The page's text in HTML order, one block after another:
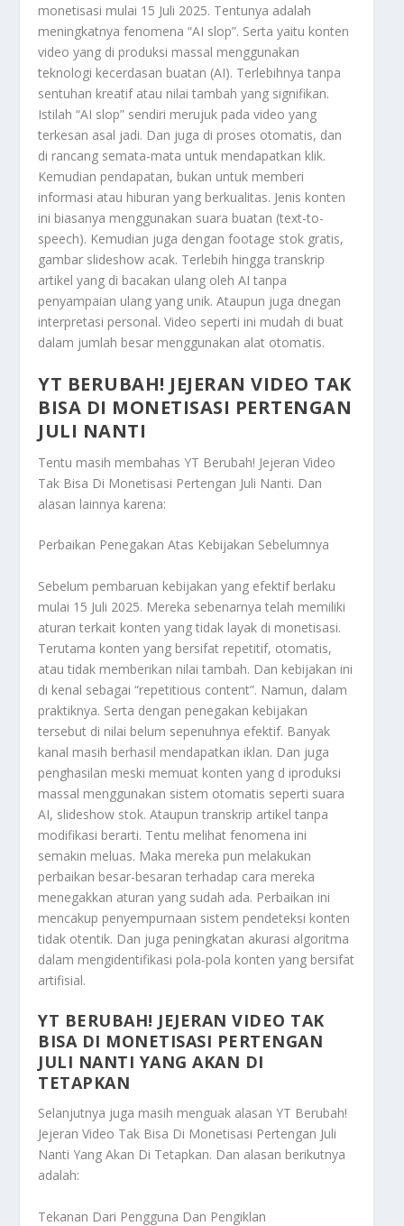
monetisasi mulai 15 Juli 2025. Tentunya adalah
meningkatnya fenomena “AI slop”. Serta yaitu konten
video yang di produksi massal menggunakan
teknologi kecerdasan buatan (AI). Terlebihnya tanpa
sentuhan kreatif atau nilai tambah yang signifikan.
Istilah “AI slop” sendiri merujuk pada video yang
terkesan asal jadi. Dan juga di proses otomatis, dan
di rancang semata-mata untuk mendapatkan klik.
Kemudian pendapatan, bukan untuk memberi
informasi atau hiburan yang berkualitas. Jenis konten
ini biasanya menggunakan suara buatan (text-to-
speech). Kemudian juga dengan footage stok gratis,
gambar slideshow acak. Terlebih hingga transkrip
artikel yang di bacakan ulang oleh AI tanpa
penyampaian ulang yang unik. Ataupun juga dnegan
interpretasi personal. Video seperti ini mudah di buat
dalam jumlah besar menggunakan alat otomatis.
YT BERUBAH! JEJERAN VIDEO TAK
BISA DI MONETISASI PERTENGAN
JULI NANTI
Tentu masih membahasYT Berubah! Jejeran Video
Tak Bisa Di Monetisasi Pertengan Juli Nanti. Dan
alasan lainnya karena:
Perbaikan Penegakan Atas Kebijakan Sebelumnya
Sebelum pembaruan kebijakan yang efektif berlaku
mulai 15 Juli 2025. Mereka sebenarnya telah memiliki
aturan terkait konten yang tidak layak di monetisasi.
Terutama konten yang bersifat repetitif, otomatis,
atau tidak memberikan nilai tambah. Dan kebijakan ini
di kenal sebagai “repetitious content”. Namun, dalam
praktiknya. Serta dengan penegakan kebijakan
tersebut di nilai belum sepenuhnya efektif. Banyak
kanal masih berhasil mendapatkan iklan. Dan juga
penghasilan meski memuat konten yang d iproduksi
massal menggunakan sistem otomatis seperti suara
AI, slideshow stok. Ataupun transkrip artikel tanpa
modifikasi berarti. Tentu melihat fenomena ini
semakin meluas. Maka mereka pun melakukan
perbaikan besar-besaran terhadap cara mereka
menegakkan aturan yang sudah ada. Perbaikan ini
mencakup penyempurnaan sistem pendeteksi konten
tidak otentik. Dan juga peningkatan akurasi algoritma
dalam mengidentifikasi pola-pola konten yang bersifat
artifisial.
YT BERUBAH! JEJERAN VIDEO TAK
BISA DI MONETISASI PERTENGAN
JULI NANTI YANG AKAN DI
TETAPKAN
Selanjutnya juga masih menguak alasanYT Berubah!
Jejeran Video Tak Bisa Di Monetisasi Pertengan Juli
Nanti Yang Akan Di Tetapkan. Dan alasan berikutnya
adalah:
Tekanan Dari Pengguna Dan Pengiklan